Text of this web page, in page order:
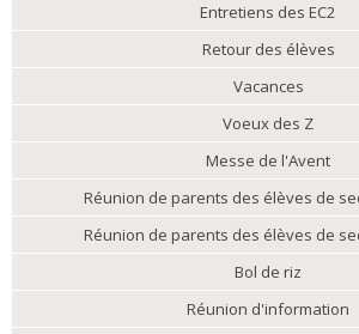
Entretiens des EC2
Retour des élèves
Vacances
Voeux des Z
Messe de l'Avent
Réunion de parents des élèves de
Réunion de parents des élèves de
Bol de riz
Réunion d'information